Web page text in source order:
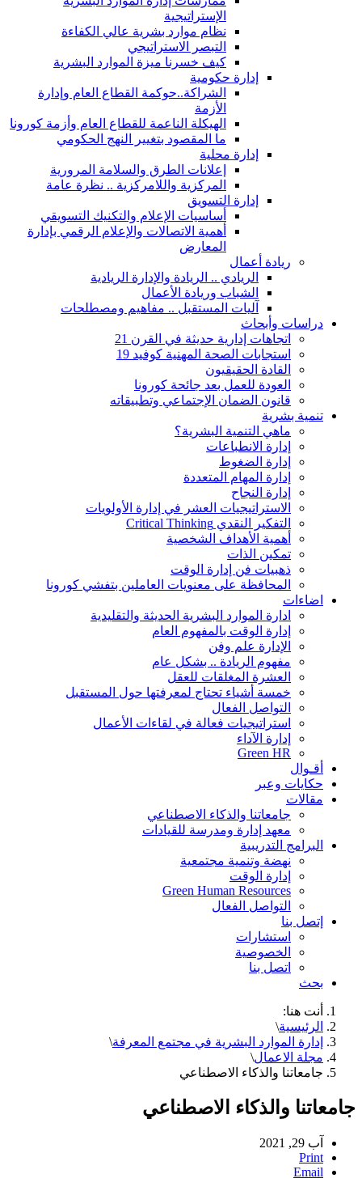
الإستراتيجية
نظام موارد بشرية عالي الكفاءة
التبصر الاستراتيجي
كيف خسرنا ميزة الموارد البشرية
إدارة حكومية
الشراكة..حوكمة القطاع العام وإدارة
الأزمة
الهيكلة الناعمة للقطاع العام وأزمة كورونا
ما المقصود بتغيير النهج الحكومي
إدارة محلية
إعلانات الطرق والسلامة المرورية
المركزية واللامركزية .. نظرة عامة
إدارة التسويق
أساسيات الإعلام والتكنيك التسويقي
أهمية الاتصالات والإعلام الرقمي بإدارة
المعارض
ريادة أعمال
الريادي .. الريادة والإدارة الريادية
الشباب وريادة الأعمال
آليات المستقبل .. مفاهيم ومصطلحات
دراسات وأبحاث
اتجاهات إدارية حديثة في القرن 21
استجابات الصحة المهنية كوفيد 19
القادة الحقيقيون
العودة للعمل بعد جائحة كورونا
قانون الضمان الإجتماعي وتطبيقاته
تنمية بشرية
ماهي التنمية البشرية؟
إدارة الانطباعات
إدارة الضغوط
إدارة المهام المتعددة
إدارة النجاح
الاستراتيجيات العشر في إدارة الأولويات
التفكير النقدي Critical Thinking
أهمية الأهداف الشخصية
تمكين الذات
ذهبيات فن إدارة الوقت
المحافظة على معنويات العاملين بتفشي كورونا
اضاءات
ادارة الموارد البشرية الحديثة والتقليدية
إدارة الوقت بالمفهوم العام
الإدارة علم وفن
مفهوم الريادة .. بشكل عام
العشرة المغلقات للعقل
خمسة أشياء تحتاج لمعرفتها حول المستقبل
التواصل الفعال
استراتيجيات فعالة في لقاءات الأعمال
إدارة الآداء
Green HR
أقـوال
حكايات وعبر
مقالات
جامعاتنا والذكاء الاصطناعي
معهد إدارة ومدرسة للقيادات
البرامج التدريبية
نهضة وتنمية مجتمعية
إدارة الوقت
Green Human Resources
التواصل الفعال
إتصل بنا
استشارات
الخصوصية
اتصل بنا
بحث
أنت هنا:
الرئيسية\
إدارة الموارد البشرية في مجتمع المعرفة\
مجلة الاعمال\
جامعاتنا والذكاء الاصطناعي
جامعاتنا والذكاء الاصطناعي
آب 29, 2021
Print
Email